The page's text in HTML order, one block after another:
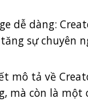
dễ dàng:
sự chuyên
mô tả về
mà còn là